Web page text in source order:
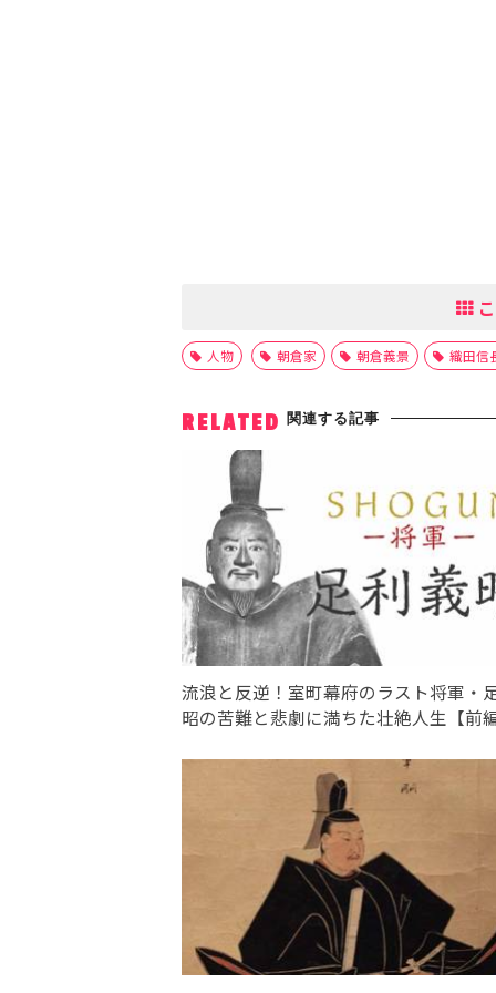
人物 朝倉家 朝倉義景 織田信
RELATED 関連する記事
流浪と反逆！室町幕府のラスト将軍・
昭の苦難と悲劇に満ちた壮絶人生【前編